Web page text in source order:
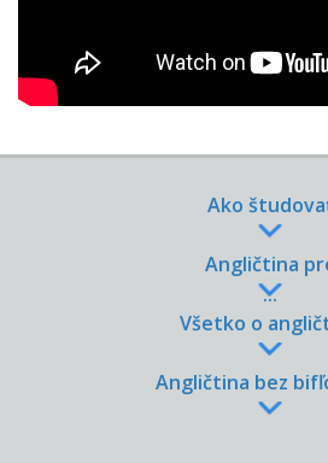
Ako
Angličtina
Všetko o
Angličtina bez